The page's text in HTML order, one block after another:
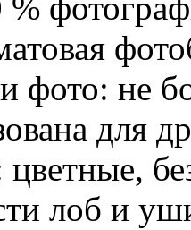
фото: не
для
лоб и